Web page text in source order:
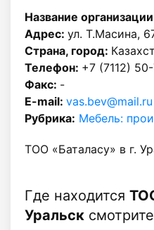
Название
Адрес: ул. Т.Масина,
Страна, город:
Телефон: +7 (7112)
Факс: -
E-mail: vas.bev@mail.ru
Рубрика: Мебель:
ТОО «Баталасу» в г.
Где находится
Уральск